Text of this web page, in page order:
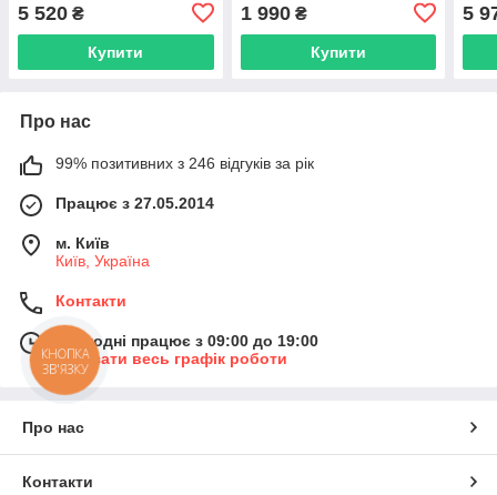
5 520 ₴
Купити
1 990₴
Купити
5
Про нас
99% позитивних з 246 відгуків за рік
Працює з 27.05.2014
м. Київ
Київ, Україна
Контакти
Сьогодні працює з 09:00 до 19:00
Показати весь графік роботи
Про нас
Контакти
КНОПКА
ЗВ'ЯЗКУ